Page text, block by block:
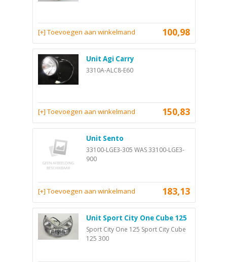
100,98
[+] Toevoegen aan winkelmand
Unit Agi Carry
3310A-ALC8-E60
150,83
[+] Toevoegen aan winkelmand
Unit Sento
33100-LGE3-305 WAS 33100-LGE3-
900
183,13
[+] Toevoegen aan winkelmand
Unit Sport City One Cube 125
Sport City One 125 Sport City Cube
125 300